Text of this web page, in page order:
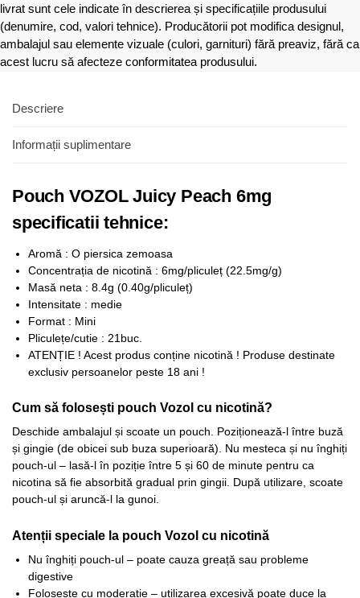
livrat sunt cele indicate în descrierea și specificațiile produsului
(denumire, cod, valori tehnice). Producătorii pot modifica designul,
ambalajul sau elemente vizuale (culori, garnituri) fără preaviz, fără ca
acest lucru să afecteze conformitatea produsului.
Descriere
Informații suplimentare
Pouch VOZOL Juicy Peach 6mg
specificatii tehnice:
Aromă : O piersica zemoasa
Concentrația de nicotină : 6mg/pliculeț (22.5mg/g)
Masă neta : 8.4g (0.40g/pliculeț)
Intensitate : medie
Format : Mini
Pliculețe/cutie : 21buc.
ATENȚIE ! Acest produs conține nicotină ! Produse destinate
exclusiv persoanelor peste 18 ani !
Cum să folosești pouch Vozol cu nicotină?
Deschide ambalajul și scoate un pouch. Poziționează-l între buză
și gingie (de obicei sub buza superioară). Nu mesteca și nu înghiți
pouch-ul – lasă-l în poziție între 5 și 60 de minute pentru ca
nicotina să fie absorbită gradual prin gingii. După utilizare, scoate
pouch-ul și aruncă-l la gunoi.​
Atenții speciale la pouch Vozol cu nicotină
Nu înghiți pouch-ul – poate cauza greață sau probleme
digestive​
Folosește cu moderație – utilizarea excesivă poate duce la